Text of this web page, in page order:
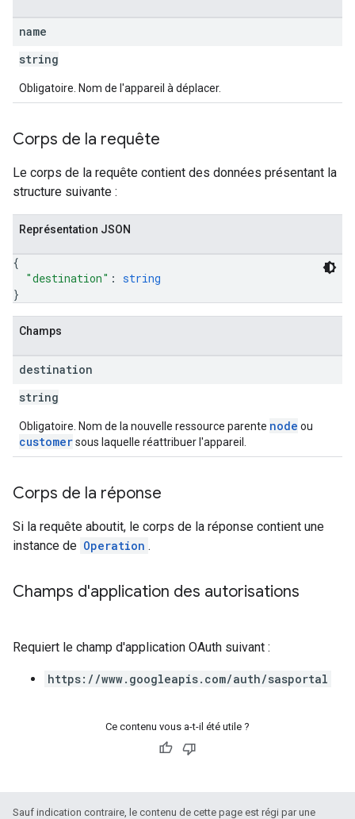
name
string
Obligatoire. Nom de l'appareil à déplacer.
Corps de la requête
Le corps de la requête contient des données présentant la
structure suivante :
Représentation JSON
{
"destination" : string
}
Champs
destination
string
Obligatoire. Nom de la nouvelle ressource parente node ou
customersous laquelle réattribuer l'appareil.
Corps de la réponse
Si la requête aboutit, le corps de la réponse contient une
instance de Operation .
Champs d'application des autorisations
Requiert le champ d'application OAuth suivant :
https://www.googleapis.com/auth/sasportal
Ce contenu vous a-t-il été utile ?
Sauf indication contraire, le contenu de cette page est régi par une